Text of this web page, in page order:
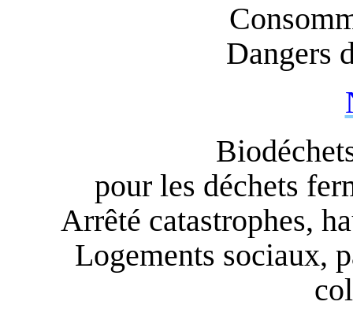
Dangers
pour les déchets
Arrêté catastrophes,
Logements sociaux,